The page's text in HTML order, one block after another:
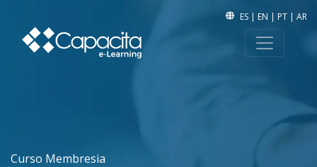
ES | EN | PT | AR
Curso Membresia